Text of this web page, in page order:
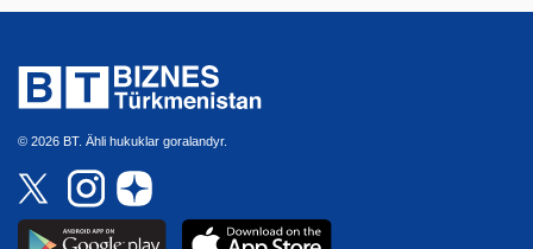
© 2026 BT. Ähli hukuklar goralandyr.